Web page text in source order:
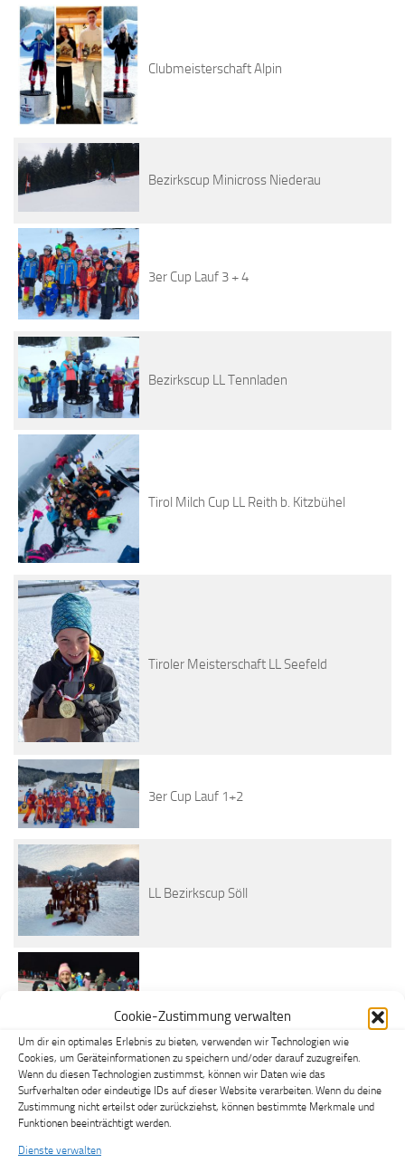
Cookie-Zustimmung verwalten
Um dir ein optimales Erlebnis zu bieten, verwenden wir Technologien wie
Cookies, um Geräteinformationen zu speichern und/oder darauf zuzugreifen.
Wenn du diesen Technologien zustimmst, können wir Daten wie das
Surfverhalten oder eindeutige IDs auf dieser Website verarbeiten. Wenn du deine
Zustimmung nicht erteilst oder zurückziehst, können bestimmte Merkmale und
Funktionen beeinträchtigt werden.
Dienste verwalten
Clubmeisterschaft Alpin
Bezirkscup Minicross Niederau
3er Cup Lauf 3 + 4
Bezirkscup LL Tennladen
Tirol Milch Cup LL Reith b. Kitzbühel
Tiroler Meisterschaft LL Seefeld
3er Cup Lauf 1+2
LL Bezirkscup Söll
Eva Maria Brem Night Race